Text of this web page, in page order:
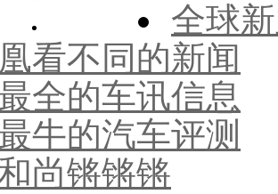
全球
凰看不同的新闻
全的车讯信息
牛的汽车评测
尚锵锵锵